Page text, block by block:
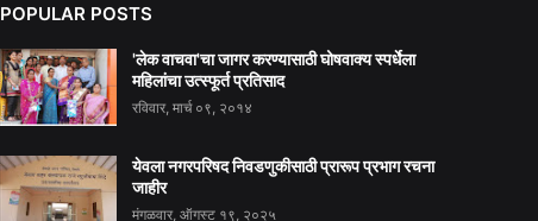
POPULAR POSTS
'लेक वाचवा'चा जागर करण्यासाठी घोषवाक्य स्पर्धेला
महिलांचा उत्स्फूर्त प्रतिसाद
रविवार, मार्च ०९, २०१४
येवला नगरपरिषद निवडणुकीसाठी प्रारूप प्रभाग रचना
जाहीर
मंगळवार, ऑगस्ट १९, २०२५